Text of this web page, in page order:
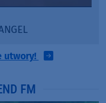
LOVERS (SAVE ME)
& CHIEF KEEF
utwory!
FM